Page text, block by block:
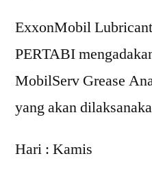
ExxonMobil
PERTABI
MobilServ Grease
yang akan
Hari : Kamis